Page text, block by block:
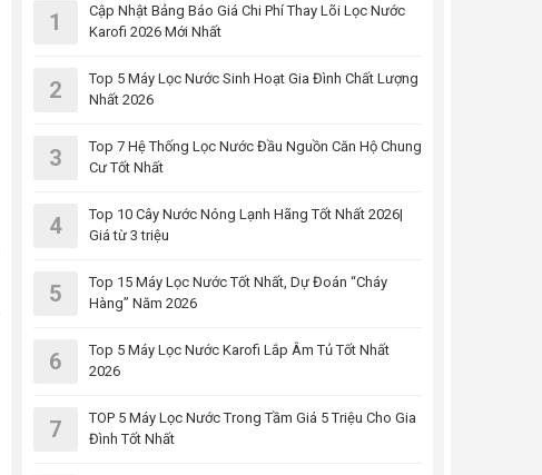
1
Cập Nhật Bảng Báo Giá Chi Phí Thay Lõi Lọc Nước
Karofi 2026 Mới Nhất
2
Top 5 Máy Lọc Nước Sinh Hoạt Gia Đình Chất Lượng
Nhất 2026
3
Top 7 Hệ Thống Lọc Nước Đầu Nguồn Căn Hộ Chung
Cư Tốt Nhất
4
Top 10 Cây Nước Nóng Lạnh Hãng Tốt Nhất 2026|
Giá từ 3 triệu
5
Top 15 Máy Lọc Nước Tốt Nhất, Dự Đoán “Cháy
Hàng” Năm 2026
6
Top 5 Máy Lọc Nước Karofi Lắp Âm Tủ Tốt Nhất
2026
7
TOP 5 Máy Lọc Nước Trong Tầm Giá 5 Triệu Cho Gia
Đình Tốt Nhất